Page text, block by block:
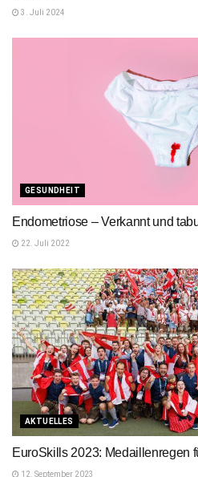
3. Juli 2024
GESUNDHEIT
Endometriose – Verkannt und
22. Juli 2022
AKTUELLES
EuroSkills 2023: Medaillenregen
12. September 2023